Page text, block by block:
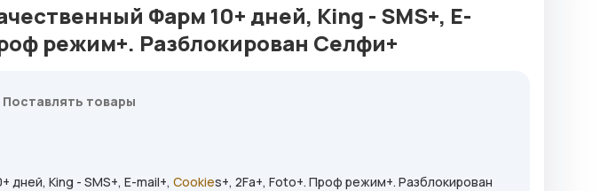
Фарм 10+ дней, King - SMS+, E-
режим+. Разблокирован Селфи+
Поставлять товары
дней, King - SMS+, E-mail+, Cookies+, 2Fa+, Foto+. Проф режим+. Разблокирован